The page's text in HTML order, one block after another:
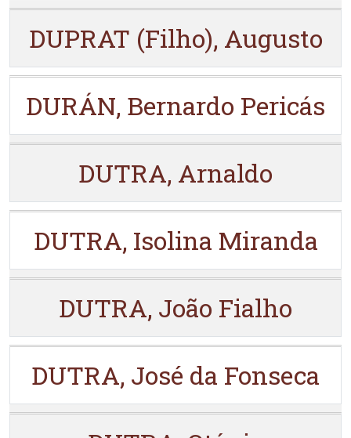
DUPRAT (Filho), Augusto
DURÁN, Bernardo Pericás
DUTRA, Arnaldo
DUTRA, Isolina Miranda
DUTRA, João Fialho
DUTRA, José da Fonseca